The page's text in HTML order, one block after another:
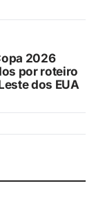
2026
por roteiro
dos EUA